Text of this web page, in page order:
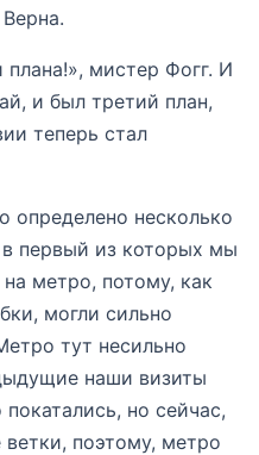
мистер Фогг. И
и был третий план,
теперь стал
определено несколько
в первый из которых мы
метро, потому, как
могли сильно
тут несильно
наши визиты
но сейчас,
поэтому, метро